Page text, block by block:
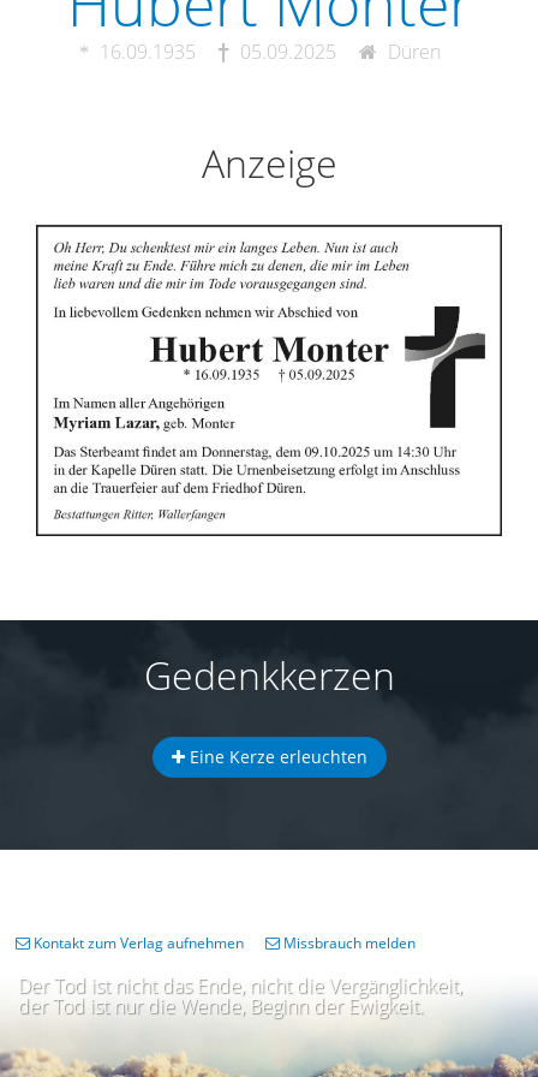
16.09.1935 05.09.2025 Düren
Anzeige
Gedenkkerzen
Eine Kerze erleuchten
Der Tod ist nicht das Ende, nicht die Vergänglichkeit,
der Tod ist nur die Wende, Beginn der Ewigkeit.
Kontakt zum Verlag aufnehmen Missbrauch melden